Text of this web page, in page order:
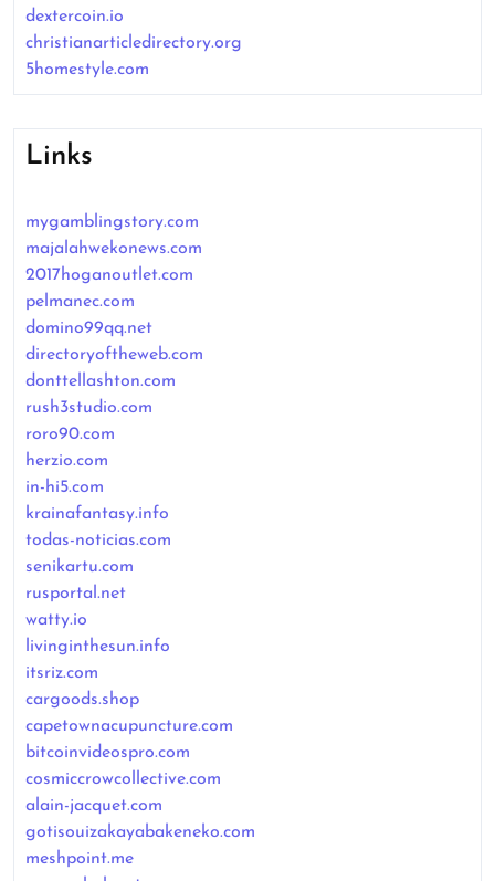
dextercoin.io
christianarticledirectory.org
5homestyle.com
Links
mygamblingstory.com
majalahwekonews.com
2017hoganoutlet.com
pelmanec.com
domino99qq.net
directoryoftheweb.com
donttellashton.com
rush3studio.com
roro90.com
herzio.com
in-hi5.com
krainafantasy.info
todas-noticias.com
senikartu.com
rusportal.net
watty.io
livinginthesun.info
itsriz.com
cargoods.shop
capetownacupuncture.com
bitcoinvideospro.com
cosmiccrowcollective.com
alain-jacquet.com
gotisouizakayabakeneko.com
meshpoint.me